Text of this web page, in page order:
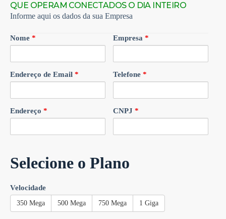
QUE OPERAM CONECTADOS O DIA INTEIRO
Informe aqui os dados da sua Empresa
Nome * Empresa *
Endereço de Email * Telefone *
Endereço * CNPJ *
Selecione o Plano
Velocidade
350 Mega 500 Mega 750 Mega 1 Giga